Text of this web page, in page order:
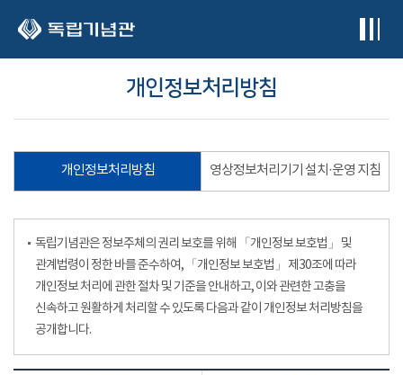
개인정보처리방침
개인정보처리방침 영상정보처리기기 설치·운영 지침
독립기념관은 정보주체의 권리 보호를 위해 「개인정보 보호법」 및
관계법령이 정한 바를 준수하여, 「개인정보 보호법」 제30조에 따라
개인정보 처리에 관한 절차 및 기준을 안내하고, 이와 관련한 고충을
신속하고 원활하게 처리할 수 있도록 다음과 같이 개인정보 처리방침을
공개합니다.